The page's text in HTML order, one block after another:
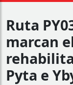
Ruta
marcan
Pyta e